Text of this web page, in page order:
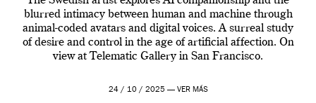
blurred intimacy between human and machine through
animal-coded avatars and digital voices. A surreal study
of desire and control in the age of artificial affection. On
view at Telematic Gallery in San Francisco.
24 / 10 / 2025 — VER MÁS